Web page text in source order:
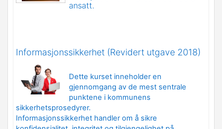
ansatt.
Informasjonssikkerhet (Revidert utgave 2018)
Dette kurset inneholder en
gjennomgang av de mest sentrale
punktene i kommunens
sikkerhetsprosedyrer.
Informasjonssikkerhet handler om å sikre